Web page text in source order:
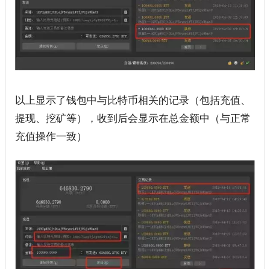
以上显示了钱包中与比特币相关的记录（包括充值、
提现、挖矿等），收到后会显示在总金额中（与正常
充值操作一致）